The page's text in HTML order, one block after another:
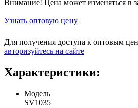
Внимание! Цена может изменяться в
Узнать оптовую цену
Для получения доступа к оптовым
aвторизуйтесь на сайте
Характеристики:
Модель
SV1035